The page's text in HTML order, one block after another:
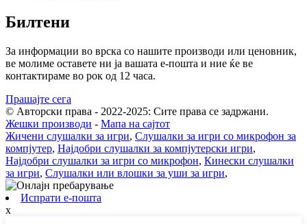
Билтени
За информации во врска со нашите производи или ценовник,
ве молиме оставете ни ја вашата е-пошта и ние ќе ве
контактираме во рок од 12 часа.
Прашајте сега
© Авторски права - 2022-2025: Сите права се задржани.
Жешки производи - Мапа на сајтот
Жичени слушалки за игри, Слушалки за игри со микрофон за
компјутер, Најдобри слушалки за компјутерски игри,
Најдобри слушалки за игри со микрофон, Кинески слушалки
за игри, Слушалки или влошки за уши за игри,
Испрати е-пошта
x